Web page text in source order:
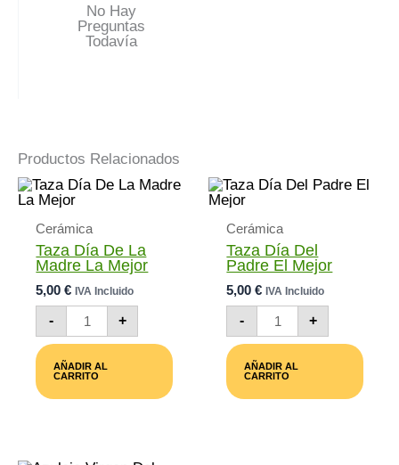
No Hay
Preguntas
Todavía
Productos Relacionados
Cerámica
Taza Día De La
Madre La Mejor
5,00€ IVA Incluido
-
Taza
Día
De
Madre
Mejor
+
AÑADIR AL
CARRITO
Cerámica
Taza Día Del
Padre El Mejor
5,00€ IVA Incluido
-
Taza
Día
Del
El
Cantidad
+
AÑADIR AL
CARRITO